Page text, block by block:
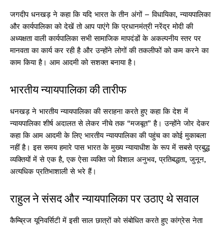
जगदीप धनखड़ ने कहा कि यदि भारत के तीन अंगों – विधायिका, न्यायपालिका
और कार्यपालिका को देखें तो आप पाएंगे कि प्रधानमंत्री नरेंद्र मोदी की
अध्यक्षता वाली कार्यपालिका सभी सामाजिक मापदंडों के अकल्पनीय स्तर पर
मानवता का कार्य कर रही है और उन्होंने लोगों की तकलीफों को कम करने का
काम किया है। आम आदमी को सशक्त बनाया है।
भारतीय न्यायपालिका की तारीफ
धनखड़ ने भारतीय न्यायपालिका की सराहना करते हुए कहा कि देश में
न्यायपालिका शीर्ष अदालत से लेकर नीचे तक “मजबूत” है। उन्होंने जोर देकर
कहा कि आम आदमी के लिए भारतीय न्यायपालिका की पहुंच का कोई मुकाबला
नहीं है। इस समय हमारे पास भारत के मुख्य न्यायाधीश के रूप में सबसे प्रबुद्ध
व्यक्तियों में से एक है, एक ऐसा व्यक्ति जो विशाल अनुभव, प्रतिबद्धता, जुनून,
अत्यधिक प्रतिभाशाली से भरे हैं।
राहुल ने संसद और न्यायपालिका पर उठाए थे सवाल
कैम्ब्रिज यूनिवर्सिटी में इसी साल छात्रों को संबोधित करते हुए कांग्रेस नेता